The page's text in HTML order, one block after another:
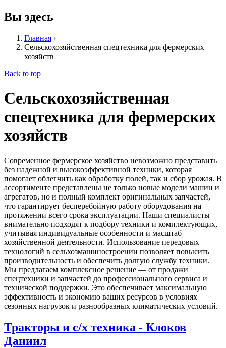
Вы здесь
Главная ›
Сельскохозяйственная спецтехника для фермерских
хозяйств
Back to top
Сельскохозяйственная
спецтехника для фермерских
хозяйств
Современное фермерское хозяйство невозможно представить
без надежной и высокоэффективной техники, которая
помогает облегчить как обработку полей, так и сбор урожая. В
ассортименте представлены не только новые модели машин и
агрегатов, но и полный комплект оригинальных запчастей,
что гарантирует бесперебойную работу оборудования на
протяжении всего срока эксплуатации. Наши специалисты
внимательно подходят к подбору техники и комплектующих,
учитывая индивидуальные особенности и масштаб
хозяйственной деятельности. Использование передовых
технологий в сельхозмашиностроении позволяет повысить
производительность и обеспечить долгую службу техники.
Мы предлагаем комплексное решение — от продажи
спецтехники и запчастей до профессионального сервиса и
технической поддержки. Это обеспечивает максимальную
эффективность и экономию ваших ресурсов в условиях
сезонных нагрузок и разнообразных климатических условий.
Тракторы и с/х техника - Клоков
Даниил